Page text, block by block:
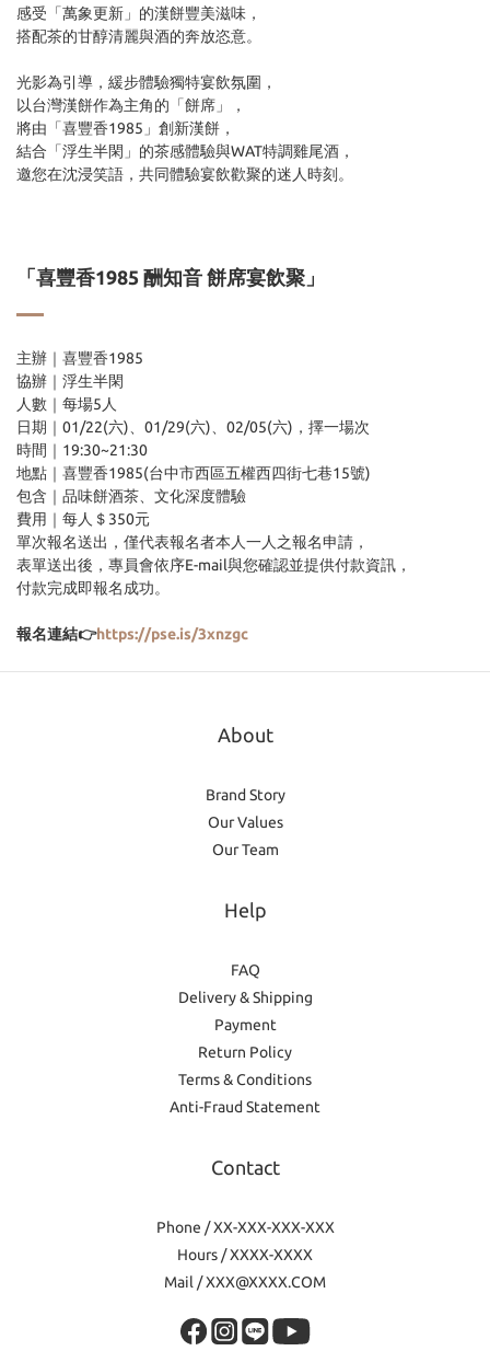
感受「萬象更新」的漢餅豐美滋味，
搭配茶的甘醇清麗與酒的奔放恣意。
光影為引導，緩步體驗獨特宴飲氛圍，
以台灣漢餅作為主角的「餅席」，
將由「喜豐香1985」創新漢餅，
結合「浮生半閑」的茶感體驗與WAT特調雞尾酒，
邀您在沈浸笑語，共同體驗宴飲歡聚的迷人時刻。
「喜豐香1985 酬知音 餅席宴飲聚」
主辦｜喜豐香1985
協辦｜浮生半閑
人數｜每場5人
日期｜01/22(六)、01/29(六)、02/05(六)，擇一場次
時間｜19:30~21:30
地點｜喜豐香1985(台中市西區五權西四街七巷15號)
包含｜品味餅酒茶、文化深度體驗
費用｜每人＄350元
單次報名送出，僅代表報名者本人一人之報名申請，
表單送出後，專員會依序E-mail與您確認並提供付款資訊，
付款完成即報名成功。
報名連結👉https://pse.is/3xnzgc
About
Brand Story
Our Values
Our Team
Help
FAQ
Delivery & Shipping
Payment
Return Policy
Terms & Conditions
Anti-Fraud Statement
Contact
Phone / XX-XXX-XXX-XXX
Hours / XXXX-XXXX
Mail / XXX@XXXX.COM